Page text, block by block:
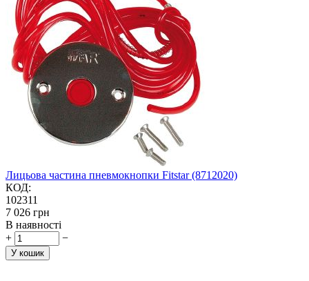
Лицьова частина пневмокнопки Fitstar (8712020)
КОД:
102311
‍7 026‍ грн
В наявності
+
−
У кошик